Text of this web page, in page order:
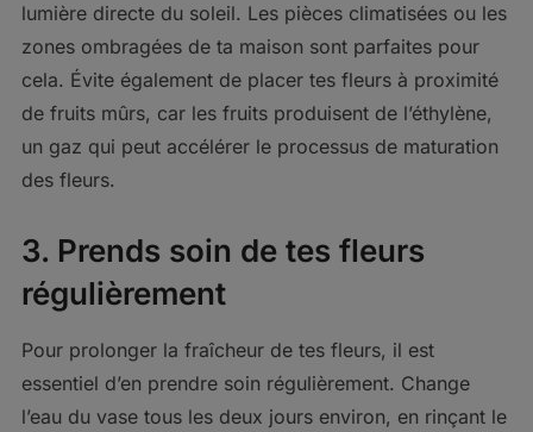
lumière directe du soleil. Les pièces climatisées ou les
zones ombragées de ta maison sont parfaites pour
cela. Évite également de placer tes fleurs à proximité
de fruits mûrs, car les fruits produisent de l’éthylène,
un gaz qui peut accélérer le processus de maturation
des fleurs.
3. Prends soin de tes fleurs
régulièrement
Pour prolonger la fraîcheur de tes fleurs, il est
essentiel d’en prendre soin régulièrement. Change
l’eau du vase tous les deux jours environ, en rinçant le